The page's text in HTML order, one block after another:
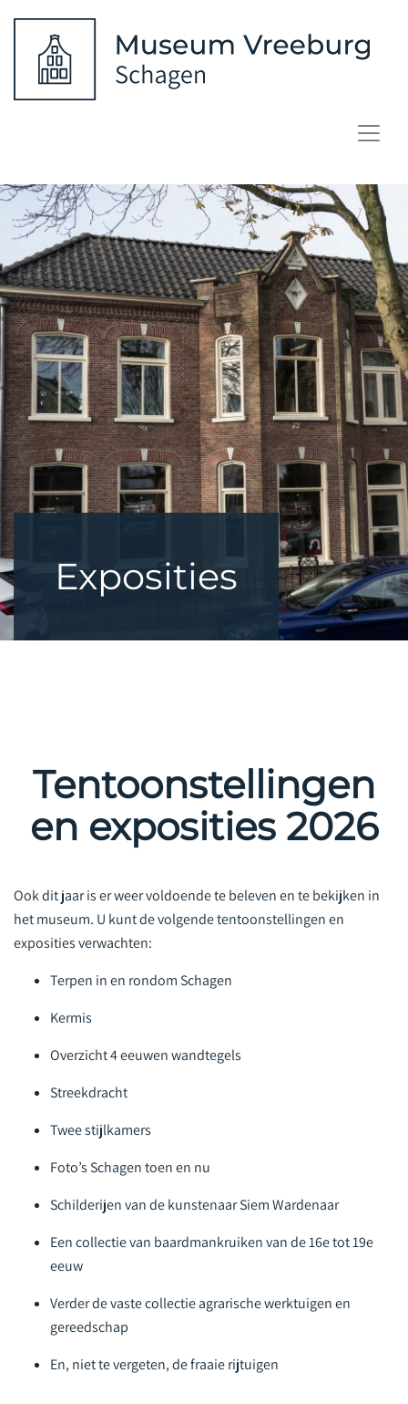
Exposities
Tentoonstellingen
en exposities 2026
Ook dit jaar is er weer voldoende te beleven en te bekijken in
het museum. U kunt de volgende tentoonstellingen en
exposities verwachten:
Terpen in en rondom Schagen
Kermis
Overzicht 4 eeuwen wandtegels
Streekdracht
Twee stijlkamers
Foto’s Schagen toen en nu
Schilderijen van de kunstenaar Siem Wardenaar
Een collectie van baardmankruiken van de 16e tot 19e
eeuw
Verder de vaste collectie agrarische werktuigen en
gereedschap
En, niet te vergeten, de fraaie rijtuigen